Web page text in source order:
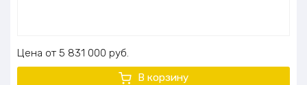
Цена 5 831 000 руб.
В корзину